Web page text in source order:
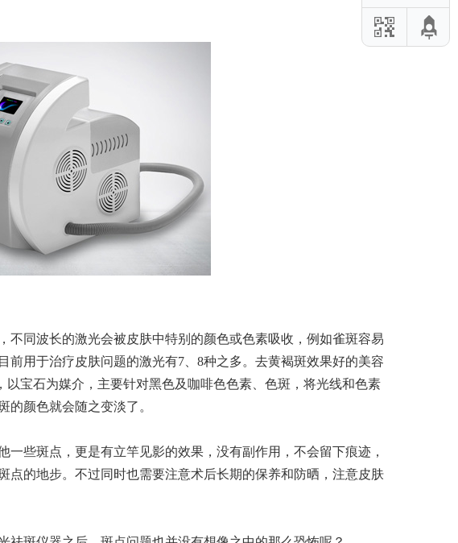
家告诉您哪些高危项目应该避
必要？美莱宝产后修复仪：这
护肤法！美莱宝美容仪器教你初
、美背！夏日「零瑕疵」身体
因！美莱宝美容仪器推荐的3
！3招提升肌肤饱满度
同波长的激光会被皮肤中特别的颜色或色素吸收，例如雀斑容易
前用于治疗皮肤问题的激光有7、8种之多。去黄褐斑效果好的美容
宝石为媒介，主要针对黑色及咖啡色色素、色斑，将光线和色素
的颜色就会随之变淡了。
些斑点，更是有立竿见影的效果，没有副作用，不会留下痕迹，
点的地步。不过同时也需要注意术后长期的保养和防晒，注意皮肤